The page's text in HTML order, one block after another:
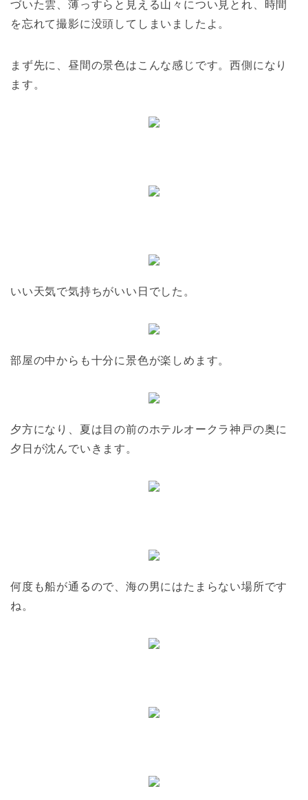
づいた雲、薄っすらと見える山々につい見とれ、時間
を忘れて撮影に没頭してしまいましたよ。
まず先に、昼間の景色はこんな感じです。西側になり
ます。
いい天気で気持ちがいい日でした。
部屋の中からも十分に景色が楽しめます。
夕方になり、夏は目の前のホテルオークラ神戸の奥に
夕日が沈んでいきます。
何度も船が通るので、海の男にはたまらない場所です
ね。